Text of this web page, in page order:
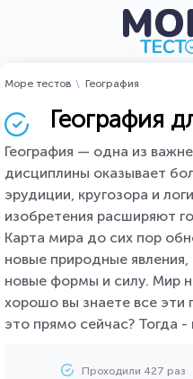
Море тестов География
География
География — одна из
дисциплины оказывает
эрудиции, кругозора и
изобретения расширяют
Карта мира до сих пор
новые природные
новые формы и силу. Мир
хорошо вы знаете все эти
это прямо сейчас? Тогда -
Проходили 427 раз